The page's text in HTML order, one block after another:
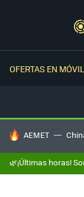
OFERTAS EN
HOY SE HABLA
AEMET
🌿¡Últimas horas!